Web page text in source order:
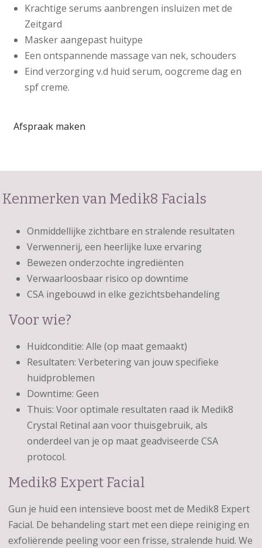
Krachtige serums aanbrengen insluizen met de
Zeitgard
Masker aangepast huitype
Een ontspannende massage van nek, schouders
Eind verzorging v.d huid serum, oogcreme dag en
spf creme.
Afspraak maken
Kenmerken van Medik8 Facials
Onmiddellijke zichtbare en stralende resultaten
Verwennerij, een heerlijke luxe ervaring
Bewezen onderzochte ingrediënten
Verwaarloosbaar risico op downtime
CSA ingebouwd in elke gezichtsbehandeling
Voor wie?
Huidconditie: Alle (op maat gemaakt)
Resultaten: Verbetering van jouw specifieke
huidproblemen
Downtime: Geen
Thuis: Voor optimale resultaten raad ik Medik8
Crystal Retinal aan voor thuisgebruik, als
onderdeel van je op maat geadviseerde CSA
protocol.
Medik8 Expert Facial
Gun je huid een intensieve boost met de Medik8 Expert
Facial. De behandeling start met een diepe reiniging en
exfoliërende peeling voor een frisse, stralende huid. We